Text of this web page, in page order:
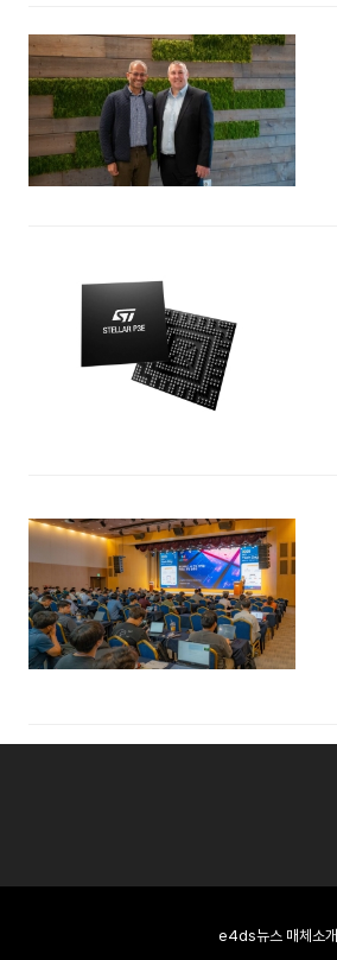
e4ds뉴스 매체소개